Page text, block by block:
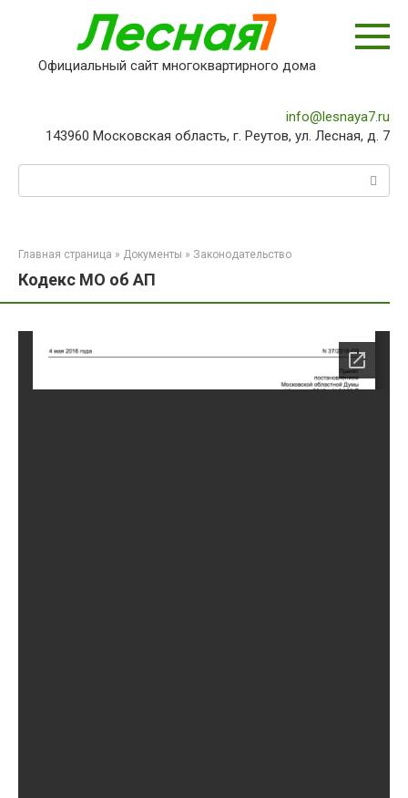
Официальный сайт многоквартирного дома
info@lesnaya7.ru
143960 Московская область, г. Реутов, ул. Лесная, д. 7
Главная страница » Документы » Законодательство
Кодекс МО об АП